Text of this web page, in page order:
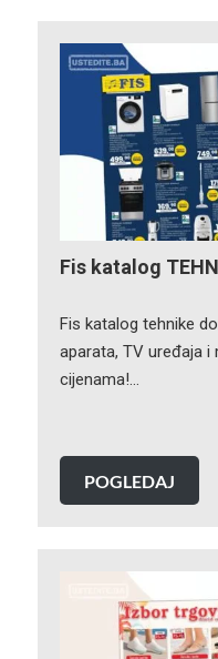
Fis katalog
Fis katalog tehnike
aparata, TV uređaja i
cijenama!…
POGLEDAJ